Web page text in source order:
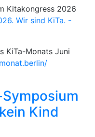
Kitakongress 2026
Wir sind KiTa. -
KiTa-Monats Juni
Kind